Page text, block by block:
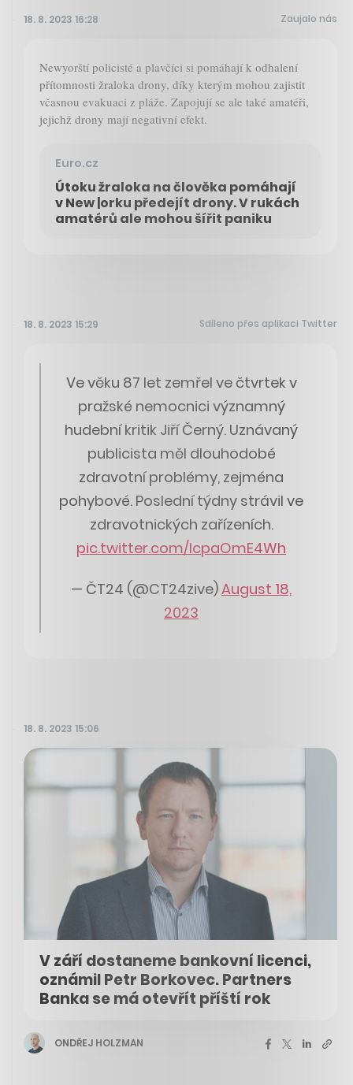
18. 8. 2023 16:28 Zaujalo nás
Newyorští policisté a plavčíci si pomáhají k odhalení
přítomnosti žraloka drony, díky kterým mohou zajistit
včasnou evakuaci z pláže. Zapojují se ale také amatéři,
jejichž drony mají negativní efekt.
Euro.cz
Útoku žraloka na člověka pomáhají
v New |orku předejít drony. V rukách
amatérů ale mohou šířit paniku
18. 8. 2023 15:29 Sdíleno přes aplikaci Twitter
Ve věku 87 let zemřel ve čtvrtek v
pražské nemocnici významný
hudební kritik Jiří Černý. Uznávaný
publicista měl dlouhodobé
zdravotní problémy, zejména
pohybové. Poslední týdny strávil ve
zdravotnických zařízeních.
pic.twitter.com/lcpaOmE4Wh
— ČT24 (@CT24zive)August 18,
2023
18. 8. 2023 15:06
V září dostaneme bankovní licenci,
oznámil Petr Borkovec. Partners
Banka se má otevřít příští rok
ONDŘEJ HOLZMAN